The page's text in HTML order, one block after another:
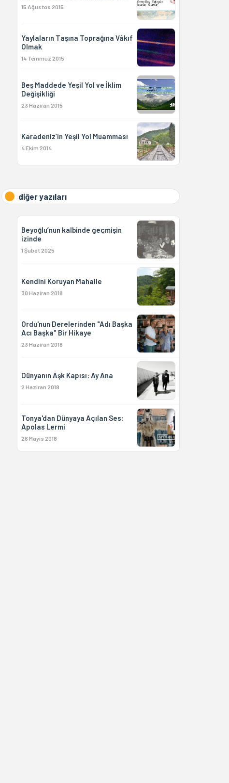
15 Ağustos 2015
Yaylaların Taşına Toprağına Vâkıf
Olmak
14 Temmuz 2015
Beş Maddede Yeşil Yol ve İklim
Değişikliği
23 Haziran 2015
Karadeniz’in Yeşil Yol Muamması
4 Ekim 2014
diğer yazıları
Beyoğlu’nun kalbinde geçmişin
izinde
1 Şubat 2025
Kendini Koruyan Mahalle
30 Haziran 2018
Ordu'nun Derelerinden "Adı Başka
Acı Başka" Bir Hikaye
23 Haziran 2018
Dünyanın Aşk Kapısı: Ay Ana
2 Haziran 2018
Tonya'dan Dünyaya Açılan Ses:
Apolas Lermi
26 Mayıs 2018